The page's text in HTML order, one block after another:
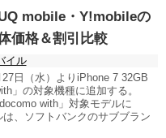
mobile・Y!mobileの
価格＆割引比較
イル
27日（水）よりiPhone 7 32GB
」の対象機種に追加する。
with」対象モデルに
、ソフトバンクのサブブラン